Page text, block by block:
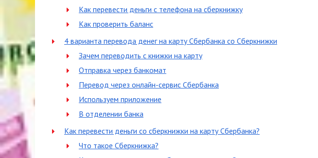
Как перевести деньги с телефона на сберкнижку
Как проверить баланс
4 варианта перевода денег на карту Сбербанка со Сберкнижки
Зачем переводить с книжки на карту
Отправка через банкомат
Перевод через онлайн-сервис Сбербанка
Используем приложение
В отделении банка
Как перевести деньги со сберкнижки на карту Сбербанка?
Что такое Сберкнижка?